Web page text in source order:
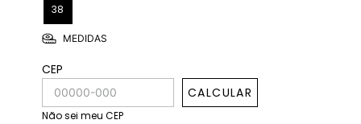
38
MEDIDAS
CEP
CALCULAR
Não sei meu CEP